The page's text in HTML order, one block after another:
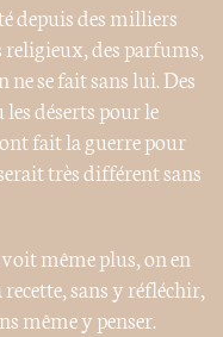
depuis des milliers
religieux, des parfums,
se fait sans lui. Des
déserts pour le
fait la guerre pour
très différent sans
même plus, on en
sans y réfléchir,
même y penser.